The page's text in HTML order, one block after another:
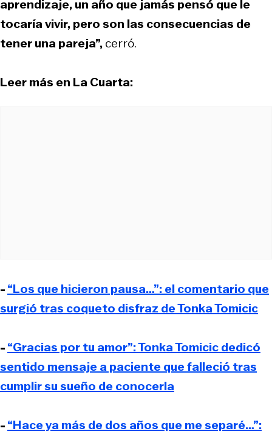
aprendizaje, un año que jamás pensó que le
tocaría vivir, pero son las consecuencias de
tener una pareja”,cerró.
Leer más en La Cuarta:
-“Los que hicieron pausa…”: el comentario que
surgió tras coqueto disfraz de Tonka Tomicic
-“Gracias por tu amor”: Tonka Tomicic dedicó
sentido mensaje a paciente que falleció tras
cumplir su sueño de conocerla
-“Hace ya más de dos años que me separé…”: